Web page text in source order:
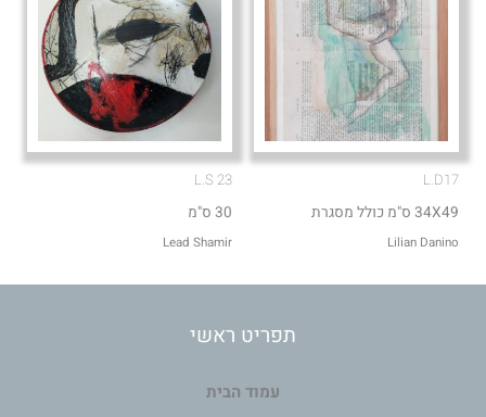
L.D17
34X49 ס"מ כולל מסגרת
Lilian Danino
L.S 23
30 ס"מ
Lead Shamir
תפריט ראשי
עמוד הבית